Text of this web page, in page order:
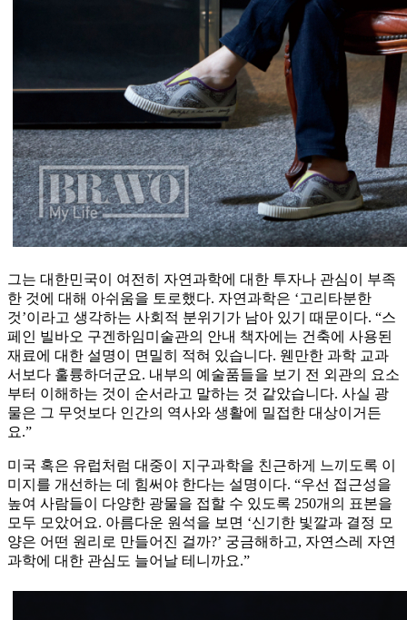
그는 대한민국이 여전히 자연과학에 대한 투자나 관심이 부족
한 것에 대해 아쉬움을 토로했다. 자연과학은 ‘고리타분한
것’이라고 생각하는 사회적 분위기가 남아 있기 때문이다. “스
페인 빌바오 구겐하임미술관의 안내 책자에는 건축에 사용된
재료에 대한 설명이 면밀히 적혀 있습니다. 웬만한 과학 교과
서보다 훌륭하더군요. 내부의 예술품들을 보기 전 외관의 요소
부터 이해하는 것이 순서라고 말하는 것 같았습니다. 사실 광
물은 그 무엇보다 인간의 역사와 생활에 밀접한 대상이거든
요.”
미국 혹은 유럽처럼 대중이 지구과학을 친근하게 느끼도록 이
미지를 개선하는 데 힘써야 한다는 설명이다. “우선 접근성을
높여 사람들이 다양한 광물을 접할 수 있도록 250개의 표본을
모두 모았어요. 아름다운 원석을 보면 ‘신기한 빛깔과 결정 모
양은 어떤 원리로 만들어진 걸까?’ 궁금해하고, 자연스레 자연
과학에 대한 관심도 늘어날 테니까요.”